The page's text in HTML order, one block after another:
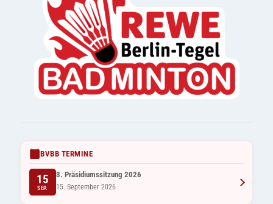
BVBB TERMINE
15
SEP.
3. Präsidiumssitzung 2026
15. September 2026